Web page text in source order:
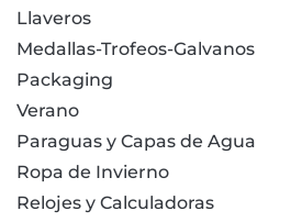
Llaveros
Medallas-Trofeos-Galvanos
Packaging
Verano
Paraguas y Capas de Agua
Ropa de Invierno
Relojes y Calculadoras